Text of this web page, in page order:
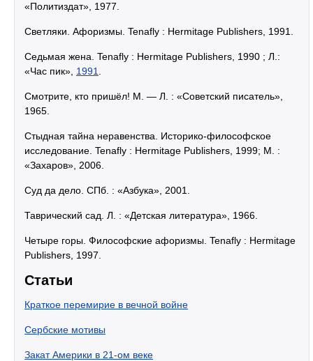
«Политиздат», 1977.
Светляки. Афоризмы. Tenafly : Hermitage Publishers, 1991.
Седьмая жена. Tenafly : Hermitage Publishers, 1990 ; Л.:
«Час пик», 1991
Смотрите, кто пришёл! M. — Л. : «Советский писатель»,
1965.
Стыдная тайна неравенства. Историко-философское
исследование. Tenafly : Hermitage Publishers, 1999; М. :
«Захаров», 2006.
Суд да дело. СПб. : «Азбука», 2001.
Таврический сад. Л. : «Детская литература», 1966.
Четыре горы. Философские афоризмы. Tenafly : Hermitage
Publishers, 1997.
Статьи
Краткое перемирие в вечной войне
Сербские мотивы
Закат Америки в 21-ом веке